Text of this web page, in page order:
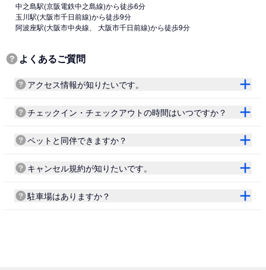
中之島駅(京阪電鉄中之島線)から徒歩6分
玉川駅(大阪市千日前線)から徒歩9分
阿波座駅(大阪市中央線、 大阪市千日前線)から徒歩9分
よくあるご質問
アクセス情報が知りたいです。
チェックイン・チェックアウトの時間はいつですか？
ペットと同伴できますか？
キャンセル規約が知りたいです。
駐車場はありますか？